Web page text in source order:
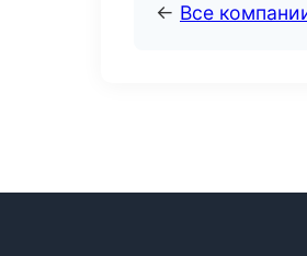
← Все